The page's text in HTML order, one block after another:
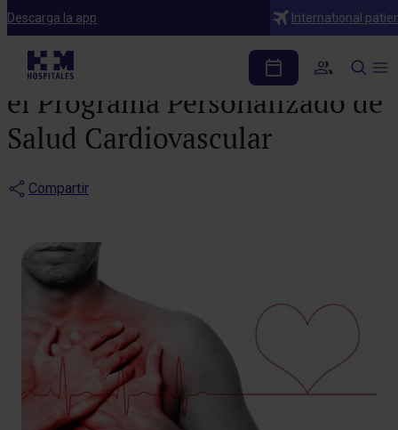
Descarga la app International
Noticias
Protege tu corazón con
el Programa Personalizado de
Salud Cardiovascular
Compartir